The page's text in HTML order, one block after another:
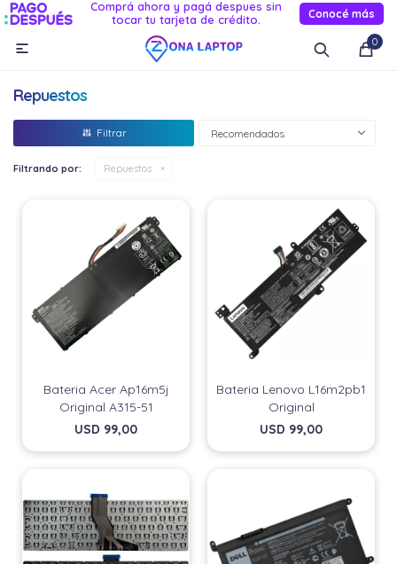
Comprá ahora y pagá despues sin
tocar tu tarjeta de crédito.
Conocé más
0

Repuestos
Recomendados
Filtrando por: Repuestos
Bateria Acer Ap16m5j
Original A315-51
USD 99,00
Bateria Lenovo L16m2pb1
Original
USD 99,00
MI CUENTA
Novedades
Informática
Relojes smart